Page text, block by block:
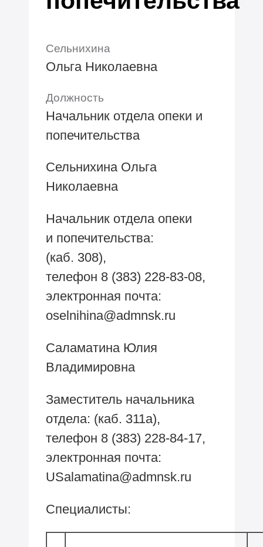
Сельнихина
Ольга Николаевна
Должность
Начальник отдела опеки и
попечительства
Сельнихина Ольга
Николаевна
Начальник отдела опеки
и попечительства:
(каб. 308),
телефон 8 (383) 228-83-08,
электронная почта:
oselnihina@admnsk.ru
Саламатина Юлия
Владимировна
Заместитель начальника
отдела: (каб. 311а),
телефон 8 (383) 228-84-17,
электронная почта:
USalamatina@admnsk.ru
Специалисты: